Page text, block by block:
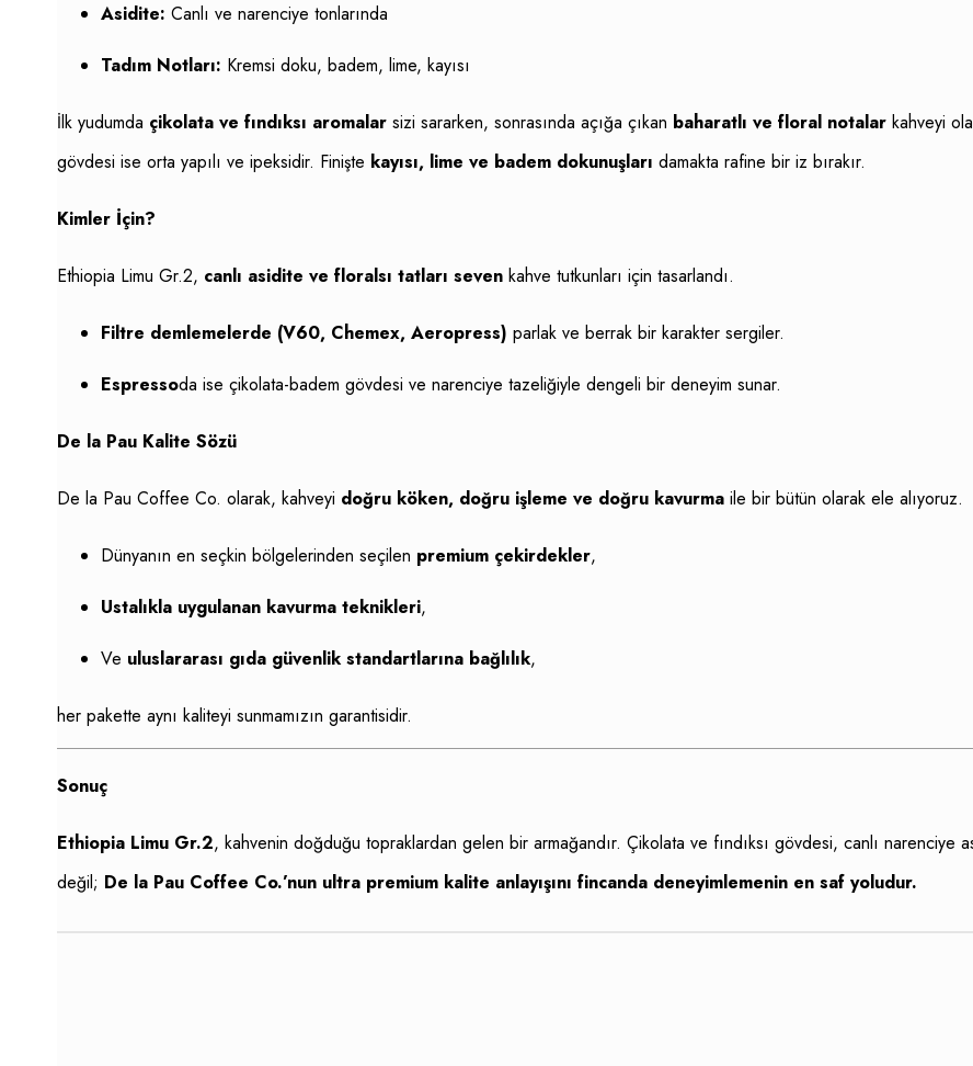
Asidite: Canlı ve narenciye tonlarında
Tadım Notları: Kremsi doku, badem, lime, kayısı
İlk yudumda çikolata ve fındıksı aromalar sizi sararken, sonrasında açığa çıkan baharatlı ve floral notalar kahveyi
gövdesi ise orta yapılı ve ipeksidir. Finişte kayısı, lime ve badem dokunuşları damakta rafine bir iz bırakır.
Kimler İçin?
Ethiopia Limu Gr.2, canlı asidite ve floralsı tatları seven kahve tutkunları için tasarlandı.
Filtre demlemelerde (V60, Chemex, Aeropress) parlak ve berrak bir karakter sergiler.
Espressoda ise çikolata-badem gövdesi ve narenciye tazeliğiyle dengeli bir deneyim sunar.
De la Pau Kalite Sözü
De la Pau Coffee Co. olarak, kahveyi doğru köken, doğru işleme ve doğru kavurma ile bir bütün olarak ele alıyoruz.
Dünyanın en seçkin bölgelerinden seçilen premium çekirdekler,
Ustalıkla uygulanan kavurma teknikleri,
Ve uluslararası gıda güvenlik standartlarına bağlılık,
her pakette aynı kaliteyi sunmamızın garantisidir.
Sonuç
Ethiopia Limu Gr.2, kahvenin doğduğu topraklardan gelen bir armağandır. Çikolata ve fındıksı gövdesi, canlı narenciye
değil; De la Pau Coffee Co.’nun ultra premium kalite anlayışını fincanda deneyimlemenin en saf yoludur.